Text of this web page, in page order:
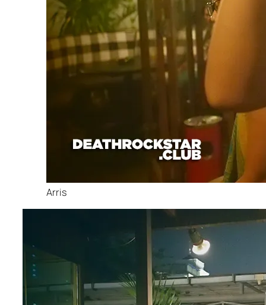
Arris